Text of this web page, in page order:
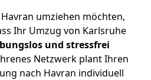
umziehen möchten,
Ihr Umzug von Karlsruhe
und stressfrei
Netzwerk plant Ihren
nach Havran individuell